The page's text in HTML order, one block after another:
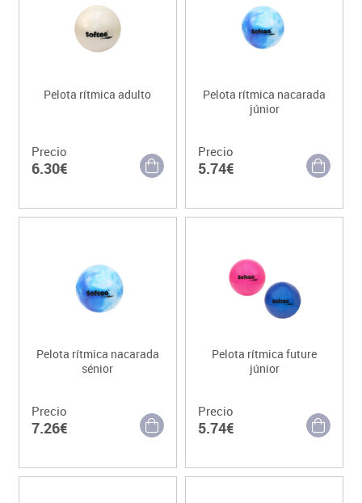
Pelota rítmica adulto
Precio
6.30€
Pelota rítmica nacarada
júnior
Precio
5.74€
Pelota rítmica nacarada
sénior
Precio
7.26€
Pelota rítmica future
júnior
Precio
5.74€